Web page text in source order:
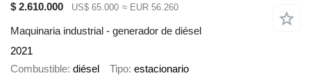
$ 2.610.000
US$ 65.000 ≈ EUR 56.260
Maquinaria industrial - generador de diésel
2021
Combustible diésel Tipo estacionario